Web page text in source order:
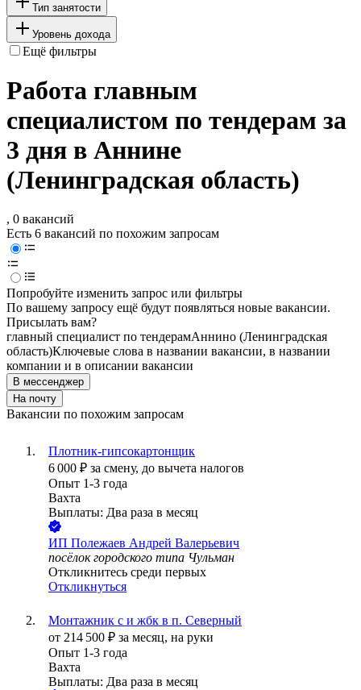
Тип занятости
Уровень дохода
Ещё фильтры
Работа главным
специалистом по тендерам за
3 дня в Аннине
(Ленинградская область)
, 0 вакансий
Есть 6 вакансий по похожим запросам
Попробуйте изменить запрос или фильтры
По вашему запросу ещё будут появляться новые вакансии.
Присылать вам?
главный специалист по тендерамАннино (Ленинградская
область)Ключевые слова в названии вакансии, в названии
компании и в описании вакансии
В мессенджер
На почту
Вакансии по похожим запросам
Плотник-гипсокартонщик
6 000 ₽ за смену, до вычета налогов
Опыт 1-3 года
Вахта
Выплаты: Два раза в месяц
ИП Полежаев Андрей Валерьевич
посёлок городского типа Чульман
Откликнитесь среди первых
Откликнуться
Монтажник с и жбк в п. Северный
от 214 500 ₽ за месяц, на руки
Опыт 1-3 года
Вахта
Выплаты: Два раза в месяц